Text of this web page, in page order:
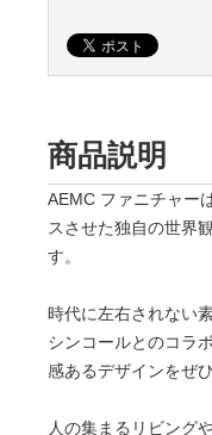
商品説明
AEMC ファニチャー
スさせた独自の世界
す。
時代に左右されない
シンコールとのコラ
感あるデザインをぜ
人の集まるリビング